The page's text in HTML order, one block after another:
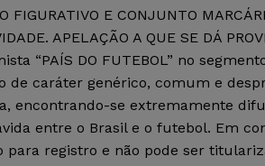
FIGURATIVO E CONJUNTO
APELAÇÃO A QUE SE DÁ
“PAÍS DO FUTEBOL” no
de caráter genérico, comum e
encontrando-se extremamente
entre o Brasil e o futebol. Em
para registro e não pode ser